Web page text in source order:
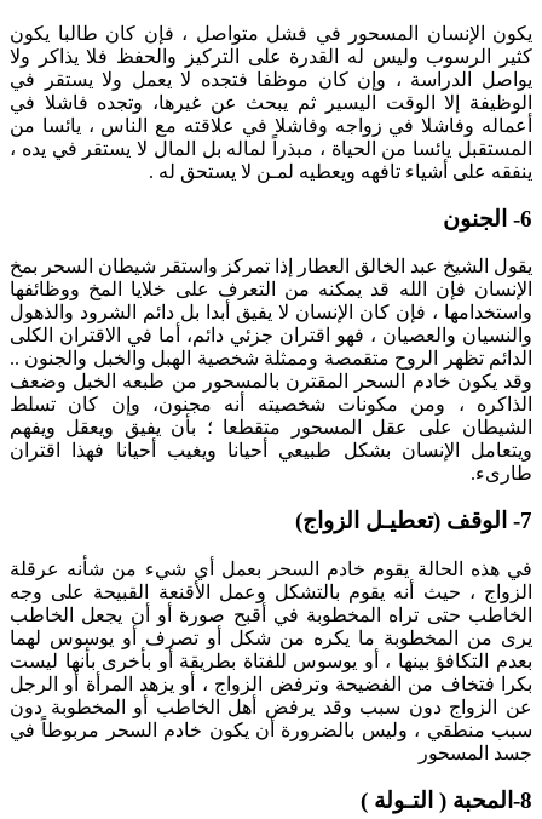
يكون الإنسان المسحور في فشل متواصل ، فإن كان طالبا يكون
كثير الرسوب وليس له القدرة على التركيز والحفظ فلا يذاكر ولا
يواصل الدراسة ، وإن كان موظفا فتجده لا يعمل ولا يستقر في
الوظيفة إلا الوقت اليسير ثم يبحث عن غيرها، وتجده فاشلا في
أعماله وفاشلا في زواجه وفاشلا في علاقته مع الناس ، يائسا من
المستقبل يائسا من الحياة ، مبذراً لماله بل المال لا يستقر في يده ،
ينفقه على أشياء تافهه ويعطيه لمـن لا يستحق له .
6- الجنون
يقول الشيخ عبد الخالق العطار إذا تمركز واستقر شيطان السحر بمخ
الإنسان فإن الله قد يمكنه من التعرف على خلايا المخ ووظائفها
واستخدامها ، فإن كان الإنسان لا يفيق أبدا بل دائم الشرود والذهول
والنسيان والعصيان ، فهو اقتران جزئي دائم، أما في الاقتران الكلى
الدائم تظهر الروح متقمصة وممثلة شخصية الهبل والخبل والجنون ..
وقد يكون خادم السحر المقترن بالمسحور من طبعه الخبل وضعف
الذاكره ، ومن مكونات شخصيته أنه مجنون، وإن كان تسلط
الشيطان على عقل المسحور متقطعا ؛ بأن يفيق ويعقل ويفهم
ويتعامل الإنسان بشكل طبيعي أحيانا ويغيب أحيانا فهذا اقتران
طارىء.
7- الوقف (تعطيـل الزواج)
في هذه الحالة يقوم خادم السحر بعمل أي شيء من شأنه عرقلة
الزواج ، حيث أنه يقوم بالتشكل وعمل الأقنعة القبيحة على وجه
الخاطب حتى تراه المخطوبة في أقبح صورة أو أن يجعل الخاطب
يرى من المخطوبة ما يكره من شكل أو تصرف أو يوسوس لهما
بعدم التكافؤ بينها ، أو يوسوس للفتاة بطريقة أو بأخرى بأنها ليست
بكرا فتخاف من الفضيحة وترفض الزواج ، أو يزهد المرأة أو الرجل
عن الزواج دون سبب وقد يرفض أهل الخاطب أو المخطوبة دون
سبب منطقي ، وليس بالضرورة أن يكون خادم السحر مربوطاً في
جسد المسحور
8-المحبة ( التـولة )